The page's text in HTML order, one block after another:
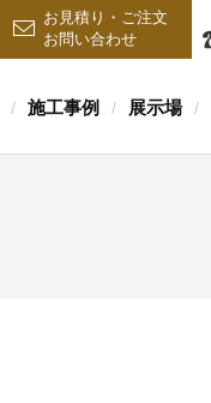
お見積り・ご注文
お問い合わせ
/ 施工事例 / 展示場 /